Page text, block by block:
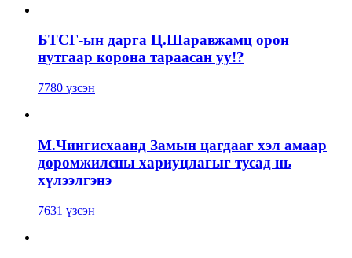
БТСГ-ын дарга Ц.Шаравжамц орон
нутгаар корона тараасан уу!?
7780 үзсэн
М.Чингисхаанд Замын цагдааг хэл амаар
доромжилсны хариуцлагыг тусад нь
хүлээлгэнэ
7631 үзсэн